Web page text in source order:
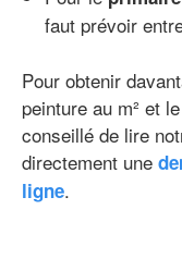
faut prévoir
Pour obtenir
peinture au m² et
conseillé de lire
directement une
ligne.